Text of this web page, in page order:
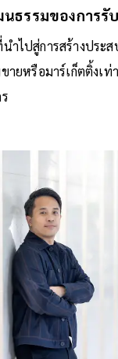
ธรรมของการรั
ำไปสู่การสร้างประ
ายหรือมาร์เก็ตติ้งเ